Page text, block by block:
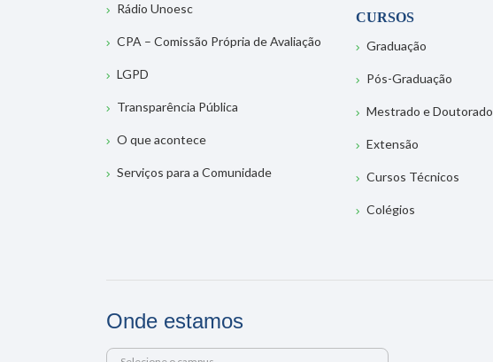
Rádio Unoesc
CPA – Comissão Própria de Avaliação
LGPD
Transparência Pública
O que acontece
Serviços para a Comunidade
CURSOS
Graduação
Pós-Graduação
Mestrado e Doutorado
Extensão
Cursos Técnicos
Colégios
Onde estamos